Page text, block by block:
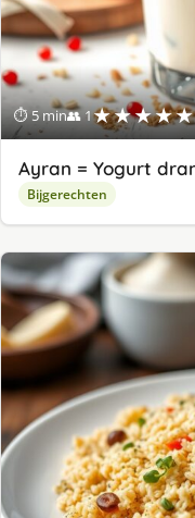
⏱ 5 min👥 1★★★★★
Ayran = Yogurt
Bijgerechten